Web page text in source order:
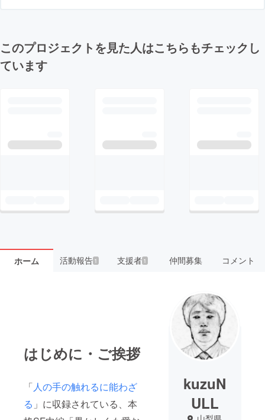
このプロジェクトを見た人はこちらもチェックし
ています
ホーム 活動報告1 支援者 1 仲間募集 コメント
はじめに・ご挨拶
「人の手の触れるに能わざ
る 」に収録されている、本
kuzuN
ULL